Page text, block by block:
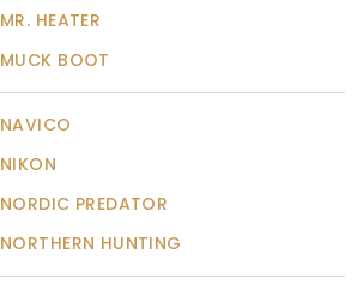
MR. HEATER
MUCK BOOT
NAVICO
NIKON
NORDIC PREDATOR
NORTHERN HUNTING